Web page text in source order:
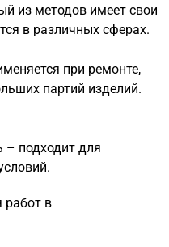
из методов имеет свои
в различных сферах.
при ремонте,
партий изделий.
– подходит для
работ в